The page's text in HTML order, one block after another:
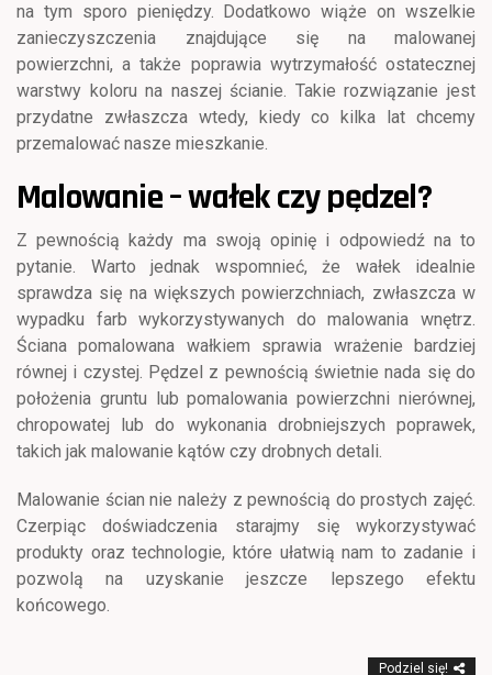
na tym sporo pieniędzy. Dodatkowo wiąże on wszelkie
zanieczyszczenia znajdujące się na malowanej
powierzchni, a także poprawia wytrzymałość ostatecznej
warstwy koloru na naszej ścianie. Takie rozwiązanie jest
przydatne zwłaszcza wtedy, kiedy co kilka lat chcemy
przemalować nasze mieszkanie.
Malowanie – wałek czy pędzel?
Z pewnością każdy ma swoją opinię i odpowiedź na to
pytanie. Warto jednak wspomnieć, że wałek idealnie
sprawdza się na większych powierzchniach, zwłaszcza w
wypadku farb wykorzystywanych do malowania wnętrz.
Ściana pomalowana wałkiem sprawia wrażenie bardziej
równej i czystej. Pędzel z pewnością świetnie nada się do
położenia gruntu lub pomalowania powierzchni nierównej,
chropowatej lub do wykonania drobniejszych poprawek,
takich jak malowanie kątów czy drobnych detali.
Malowanie ścian nie należy z pewnością do prostych zajęć.
Czerpiąc doświadczenia starajmy się wykorzystywać
produkty oraz technologie, które ułatwią nam to zadanie i
pozwolą na uzyskanie jeszcze lepszego efektu
końcowego.
Podziel się!